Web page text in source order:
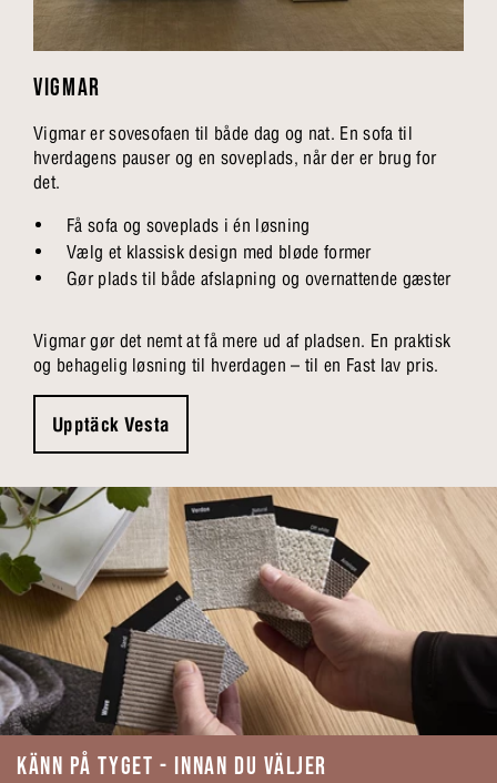
VIGMAR
Vigmar er sovesofaen til både dag og nat. En sofa til
hverdagens pauser og en soveplads, når der er brug for
det.
Få sofa og soveplads i én løsning
Vælg et klassisk design med bløde former
Gør plads til både afslapning og overnattende gæster
Vigmar gør det nemt at få mere ud af pladsen. En praktisk
og behagelig løsning til hverdagen – til en Fast lav pris.
Upptäck Vesta
KÄNN PÅ TYGET - INNAN DU VÄLJER